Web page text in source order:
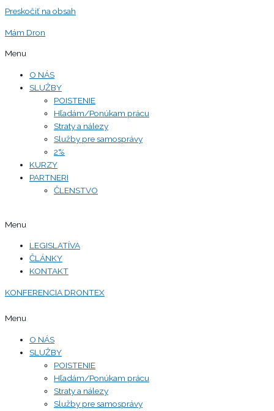
Preskočiť na obsah
Mám Dron
Menu
O NÁS
SLUŽBY
POISTENIE
Hľadám/Ponúkam prácu
Straty a nálezy
Služby pre samosprávy
2%
KURZY
PARTNERI
ČLENSTVO
Menu
LEGISLATÍVA
ČLÁNKY
KONTAKT
KONFERENCIA DRONTEX
Menu
O NÁS
SLUŽBY
POISTENIE
Hľadám/Ponúkam prácu
Straty a nálezy
Služby pre samosprávy